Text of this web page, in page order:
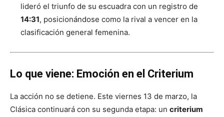
lideró el triunfo de su escuadra con un registro de
14:31, posicionándose como la rival a vencer en la
clasificación general femenina.
Lo que viene: Emoción en el Criterium
La acción no se detiene. Este viernes 13 de marzo, la
Clásica continuará con su segunda etapa: un criterium